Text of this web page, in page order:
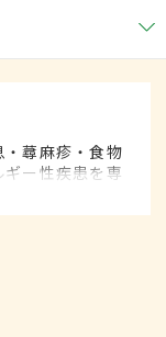
蕁麻疹・食物
ー性疾患を専